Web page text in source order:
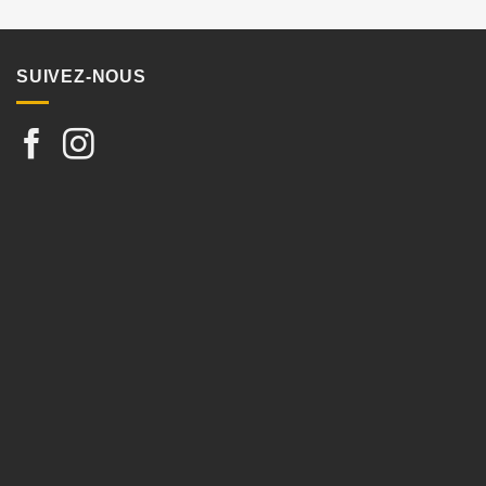
SUIVEZ-NOUS